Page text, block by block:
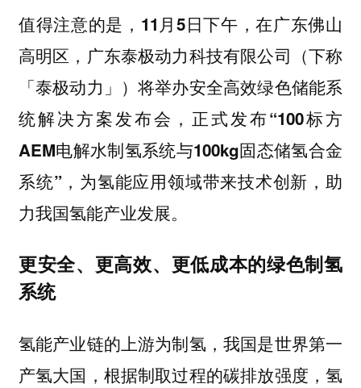
值得注意的是， 11月5日下午，在广东佛山
高明区，广东泰极动力科技有限公司（下称
「泰极动力」）将举办安全高效绿色储能系
统解决方案发布会，正式发布“100标方
AEM电解水制氢系统与100kg固态储氢合金
系统”， 为氢能应用领域带来技术创新，助
力我国氢能产业发展。
更安全、更高效、更低成本的绿色制氢
系统
氢能产业链的上游为制氢，我国是世界第一
产氢大国，根据制取过程的碳排放强度，氢